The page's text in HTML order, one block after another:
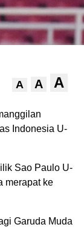
A A A
Indonesia U-
Sao Paulo U-
merapat ke
Garuda Muda